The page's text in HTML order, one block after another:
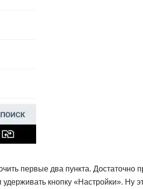
первые два пункта. Достаточно
кнопку «Настройки». Ну